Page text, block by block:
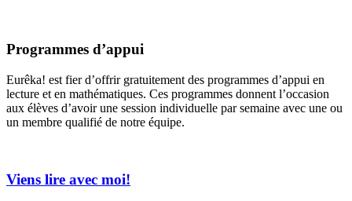
Programmes d’appui
Eurêka! est fier d’offrir gratuitement des programmes d’appui en
lecture et en mathématiques. Ces programmes donnent l’occasion
aux élèves d’avoir une session individuelle par semaine avec une ou
un membre qualifié de notre équipe.
Viens lire avec moi!